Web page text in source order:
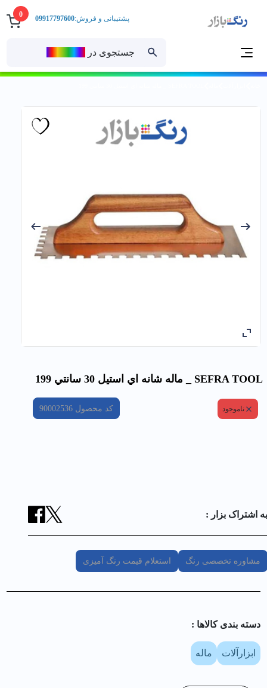
0
جستجوی در
پشتیبانی و فروش:09917797600
SEFRA TOOL _ ماله شانه اي استيل 30 سانتي 199
ناموجود کد محصول 90002536
به اشتراک بزار :
مشاوره تخصصی رنگ استعلام قیمت رنگ آمیزی
دسته بندی کالا‌ها :
ابزارآلات ماله